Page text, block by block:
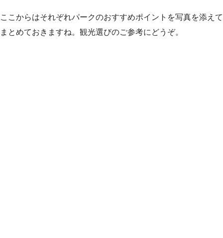
ここからはそれぞれパークのおすすめポイントを写真を添えて
まとめておきますね。観光選びのご参考にどうぞ。